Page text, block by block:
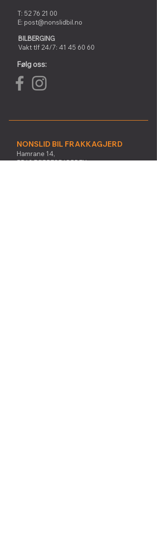
T: 52 76 21 00
E: post@nonslidbil.no
BILBERGING
Vakt tlf 24/7: 41 45 60 60
Følg oss:
NONSLID BIL FRAKKAGJERD
Hamrane 14,
5563 FØRRESFJORDEN